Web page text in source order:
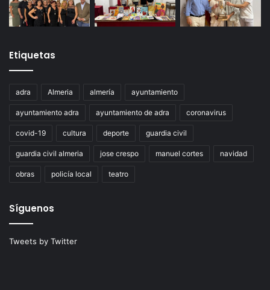
Etiquetas
adra Almeria almería ayuntamiento
ayuntamiento adra ayuntamiento de adra coronavirus
covid-19 cultura deporte guardia civil
guardia civil almeria jose crespo manuel cortes navidad
obras policía local teatro
Síguenos
Tweets by Twitter